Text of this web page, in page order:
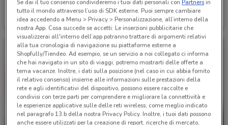
Acqua & Sapone
Scade il 02/09 836 m
Acqua & Sapone
Scade il 15/08 836 m
Se dai il tuo consenso condivideremo i tuoi dati personali conPartnersin
tutto il mondo attraverso l’uso di SDK esterne. Puoi sempre cambiare
idea accedendo a Menu > Privacy > Personalizzazione, all’interno della
nostra App. Cosa succede se accetti: Le inserzioni pubblicitarie che
visualizzerai all'interno dell’app potranno trattare di argomenti relativi
alla tua cronologia di navigazione su piattaforme esterne a
Shopfully/Tiendeo. Ad esempio, se un servizio a noi collegato ci informa
che hai navigato in un sito di viaggi, potremo mostrarti delle offerte a
tema vacanze. Inoltre, i dati sulla posizione (nel caso in cui abbia fornito
il relativo consenso) insieme alle informazioni sulle prestazioni della
rete e agli identificativi del dispositivo, possono essere raccolte e
condivisi con terze parti per comprendere e migliorare la connettività e
le esperienze applicative sulle delle reti wireless, come meglio indicato
nel paragrafo 13.b della nostra Privacy Policy. Inoltre, i tuoi dati possono
anche essere utilizzati per la creazione di report, ricerche di mercato,